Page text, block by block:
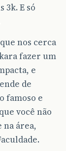
3k. E só
nos cerca
fazer um
e
de
famoso e
você não
área,